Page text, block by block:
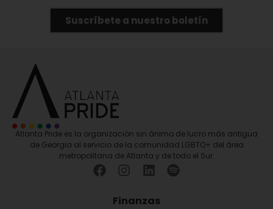
Suscríbete a nuestro boletín
Atlanta Pride es la organización sin ánimo de lucro más antigua
de Georgia al servicio de la comunidad LGBTQ+ del área
metropolitana de Atlanta y de todo el Sur.
Finanzas